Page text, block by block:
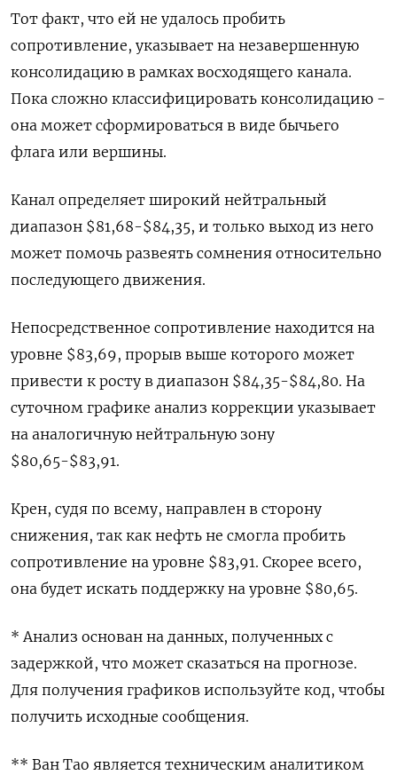
Тот факт, что ей не удалось пробить
сопротивление, указывает на незавершенную
консолидацию в рамках восходящего канала.
Пока сложно классифицировать консолидацию -
она может сформироваться в виде бычьего
флага или вершины.
Канал определяет широкий нейтральный
диапазон $81,68-$84,35, и только выход из него
может помочь развеять сомнения относительно
последующего движения.
Непосредственное сопротивление находится на
уровне $83,69, прорыв выше которого может
привести к росту в диапазон $84,35-$84,80. На
суточном графике анализ коррекции указывает
на аналогичную нейтральную зону
$80,65-$83,91.
Крен, судя по всему, направлен в сторону
снижения, так как нефть не смогла пробить
сопротивление на уровне $83,91. Скорее всего,
она будет искать поддержку на уровне $80,65.
* Анализ основан на данных, полученных с
задержкой, что может сказаться на прогнозе.
Для получения графиков используйте код, чтобы
получить исходные сообщения.
** Ван Тао является техническим аналитиком